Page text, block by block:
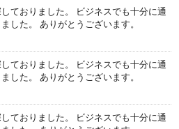
ておりました。 ビジネスでも十分に通
した。 ありがとうございます。
ておりました。 ビジネスでも十分に通
した。 ありがとうございます。
ておりました。 ビジネスでも十分に通